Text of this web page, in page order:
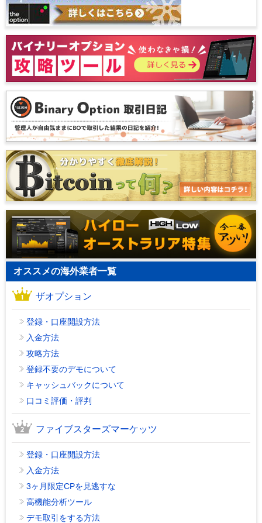
オススメの海外業者一覧
ザオプション
登録・口座開設方法
入金方法
攻略方法
登録不要のデモについて
キャッシュバックについて
口コミ評価・評判
ファイブスターズマーケッツ
登録・口座開設方法
入金方法
3ヶ月限定CPを見逃すな
高機能分析ツール
デモ取引をする方法